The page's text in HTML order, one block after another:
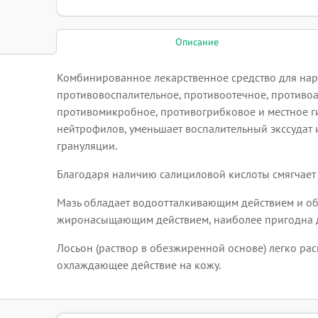
Описание
Комбинированное лекарственное средство для
противовоспалительное, противоотечное,
противомикробное, противогрибковое и местное
нейтрофилов, уменьшает воспалительный
грануляции.
Благодаря наличию салициловой кислоты
Мазь обладает водоотталкивающим действием и
жиронасыщающим действием, наиболее пригодна
Лосьон (раствор в обезжиренной основе) легко
охлаждающее действие на кожу.